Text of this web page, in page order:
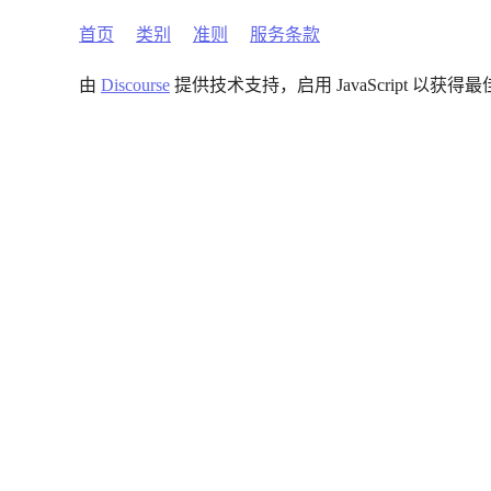
首页 类别 准则 服务条款
由 Discourse 提供技术支持，启用 JavaScript 以获得最